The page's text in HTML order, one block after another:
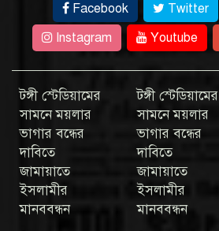
Facebook Twitter
Instagram
Youtube
টঙ্গী স্টেডিয়ামের
সামনে ময়লার
ভাগার বন্ধের
দাবিতে
জামায়াতে
ইসলামীর
মানববন্ধন
টঙ্গী স্টেডিয়ামের
সামনে ময়লার
ভাগার বন্ধের
দাবিতে
জামায়াতে
ইসলামীর
মানববন্ধন